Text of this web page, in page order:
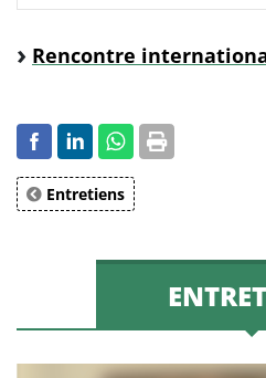
Rencontre
Entretiens